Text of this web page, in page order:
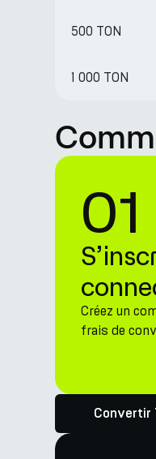
500 TON
1 000 TON
01
Créez un
frais de
Convertir